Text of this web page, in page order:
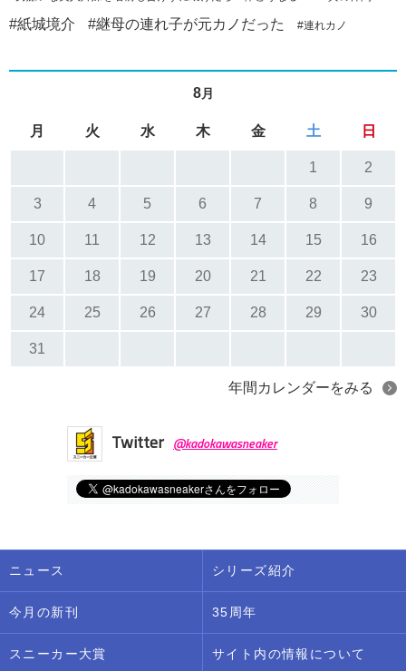
#紙城境介 #継母の連れ子が元カノだった #連れカノ
8月
月 火 水 木 金 土 日
1 2
3 4 5 6 7 8 9
10 11 12 13 14 15 16
17 18 19 20 21 22 23
24 25 26 27 28 29 30
31
年間カレンダーをみる
Twitter @kadokawasneaker
ニュース シリーズ紹介
今月の新刊 35周年
スニーカー大賞 サイト内の情報について